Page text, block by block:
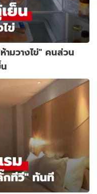
ามวางไข่" คนส่วน